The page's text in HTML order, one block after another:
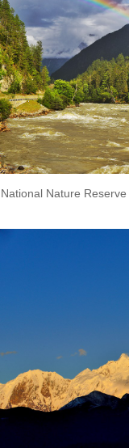
National Nature